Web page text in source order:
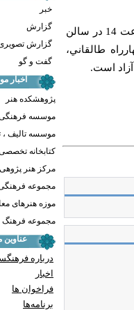
خبر
گزارش
گزارش
گفت و گو
اخبار
پژوهشکده هنر
موسسه
موسسه تالیف ،
کتابخانه
مرکز هنر
مجموعه
موزه هنرهای
مجموعه فرهنگ
درباره
اخبار
فراخوان ها
برنامه‌ها
نشست تخصصي «انسان در هنر و انديشه هند» روز چهارشنبه 29 بهمن، ساعت 14 در سالن
طالقاني،